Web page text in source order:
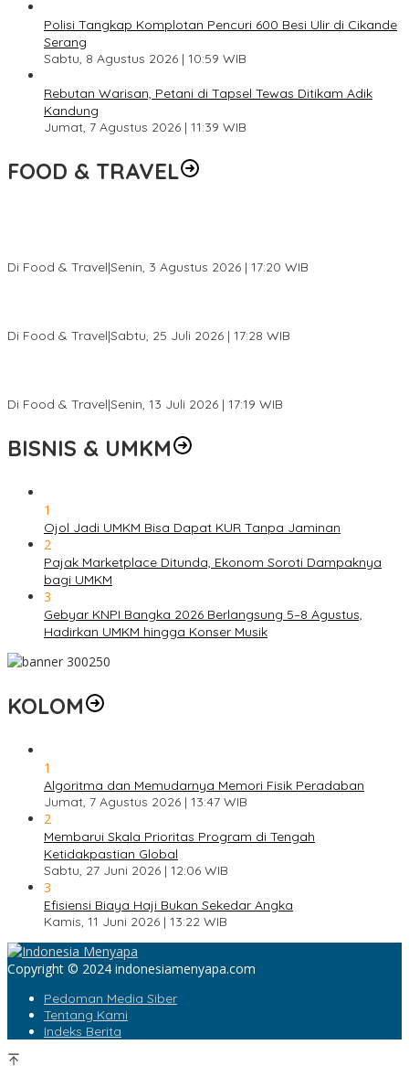
Polisi Tangkap Komplotan Pencuri 600 Besi Ulir di Cikande
Serang
Sabtu, 8 Agustus 2026 | 10:59 WIB
Rebutan Warisan, Petani di Tapsel Tewas Ditikam Adik
Kandung
Jumat, 7 Agustus 2026 | 11:39 WIB
FOOD & TRAVEL
Di Food & Travel|Senin, 3 Agustus 2026 | 17:20 WIB
Di Food & Travel|Sabtu, 25 Juli 2026 | 17:28 WIB
Di Food & Travel|Senin, 13 Juli 2026 | 17:19 WIB
BISNIS & UMKM
1
Ojol Jadi UMKM Bisa Dapat KUR Tanpa Jaminan
2
Pajak Marketplace Ditunda, Ekonom Soroti Dampaknya
bagi UMKM
3
Gebyar KNPI Bangka 2026 Berlangsung 5–8 Agustus,
Hadirkan UMKM hingga Konser Musik
KOLOM
1
Algoritma dan Memudarnya Memori Fisik Peradaban
Jumat, 7 Agustus 2026 | 13:47 WIB
2
Membarui Skala Prioritas Program di Tengah
Ketidakpastian Global
Sabtu, 27 Juni 2026 | 12:06 WIB
3
Efisiensi Biaya Haji Bukan Sekedar Angka
Kamis, 11 Juni 2026 | 13:22 WIB
Copyright © 2024 indonesiamenyapa.com
Pedoman Media Siber
Tentang Kami
Indeks Berita